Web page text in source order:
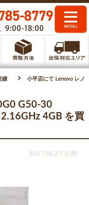
績 小平店にて Lenovo レノ
G50-30
4GB を買
2017.05.27 公開